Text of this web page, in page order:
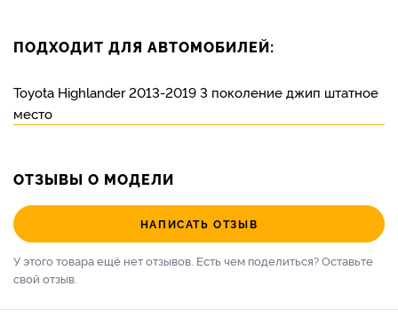
ПОДХОДИТ ДЛЯ АВТОМОБИЛЕЙ:
Toyota Highlander 2013-2019 3 поколение джип штатное
место
ОТЗЫВЫ О МОДЕЛИ
НАПИСАТЬ ОТЗЫВ
У этого товара ещё нет отзывов. Есть чем поделиться?Оставьте
свой отзыв.